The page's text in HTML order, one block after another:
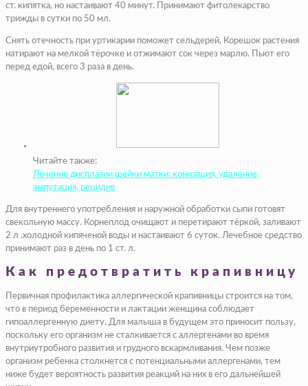
ст. кипятка, но настаивают 40 минут. Принимают фитолекарство
трижды в сутки по 50 мл.
Снять отечность при уртикарии поможет сельдерей. Корешок растения
натирают на мелкой тёрочке и отжимают сок через марлю. Пьют его
перед едой, всего 3 раза в день.
Читайте также:
Лечение дисплазии шейки матки: конизация, удаление,
ампутация, рецидив
Для внутреннего употребления и наружной обработки сыпи готовят
свекольную массу. Корнеплод очищают и перетирают тёркой, заливают
2 л .холодной кипяченой воды и настаивают 6 суток. Лечебное средство
принимают раз в день по 1 ст. л.
Как предотвратить крапивницу
Первичная профилактика аллергической крапивницы строится на том,
что в период беременности и лактации женщина соблюдает
гипоаллергенную диету. Для малыша в будущем это приносит пользу,
поскольку его организм не сталкивается с аллергенами во время
внутриутробного развития и грудного вскармливания. Чем позже
организм ребенка столкнется с потенциальными аллергенами, тем
ниже будет вероятность развития реакций на них в его дальнейшей